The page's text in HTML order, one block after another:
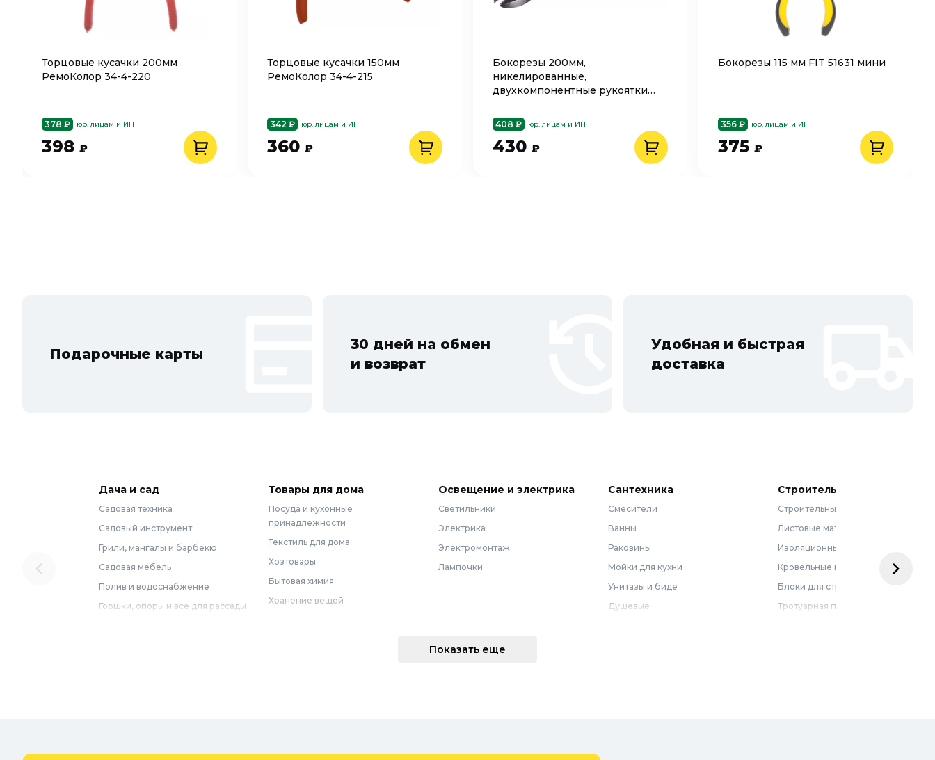
Торцовые кусачки 200мм
РемоКолор 34-4-220
378 ₽ юр. лицам и ИП
398 ₽
Торцовые кусачки 150мм
РемоКолор 34-4-215
342 ₽ юр. лицам и ИП
360 ₽
Бокорезы 200мм,
никелированные,
двухкомпонентные рукоятки
408 ₽ юр. лицам и ИП
430 ₽
Бокорезы 115 мм FIT 51631 мини
356 ₽ юр. лицам и ИП
375 ₽
Подарочные карты
30 дней на обмен
и возврат
Удобная и быстрая
доставка
Дача и сад
Садовая техника
Садовый инструмент
Грили, мангалы и барбекю
Садовая мебель
Полив и водоснабжение
Горшки, опоры и все для рассады
Товары для дома
Посуда и кухонные
принадлежности
Текстиль для дома
Хозтовары
Бытовая химия
Хранение вещей
Придверные коврики
Освещение и электрика
Светильники
Электрика
Электромонтаж
Лампочки
Сантехника
Смесители
Ванны
Раковины
Мойки для кухни
Унитазы и биде
Душевые
Строительные материалы
Строительные смеси
Листовые материалы
Изоляционные материалы
Кровельные материалы
Блоки для строительства
Тротуарная плитка
Показать еще